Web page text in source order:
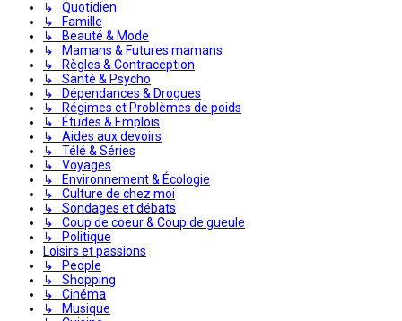
↳ Quotidien
↳ Famille
↳ Beauté & Mode
↳ Mamans & Futures mamans
↳ Règles & Contraception
↳ Santé & Psycho
↳ Dépendances & Drogues
↳ Régimes et Problèmes de poids
↳ Études & Emplois
↳ Aides aux devoirs
↳ Télé & Séries
↳ Voyages
↳ Environnement & Écologie
↳ Culture de chez moi
↳ Sondages et débats
↳ Coup de coeur & Coup de gueule
↳ Politique
Loisirs et passions
↳ People
↳ Shopping
↳ Cinéma
↳ Musique